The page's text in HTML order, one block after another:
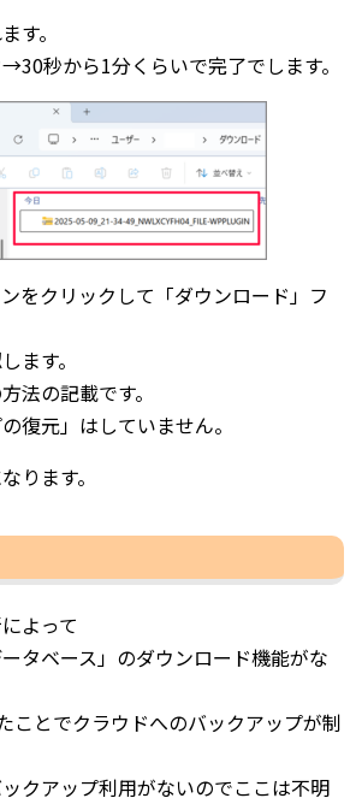
す。
秒から1分くらいで完了でします。
ンをクリックして「ダウンロード」フ
ます。
法の記載です。
復元」はしていません。
ります。
よって
タベース」のダウンロード機能がな
ことでクラウドへのバックアップが制
クアップ利用がないのでここは不明